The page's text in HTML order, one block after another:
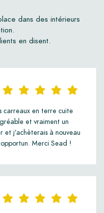
dans des intérieurs
en disent.
carreaux en terre cuite
et vraiment un
j’achèterais à nouveau
Merci Sead !